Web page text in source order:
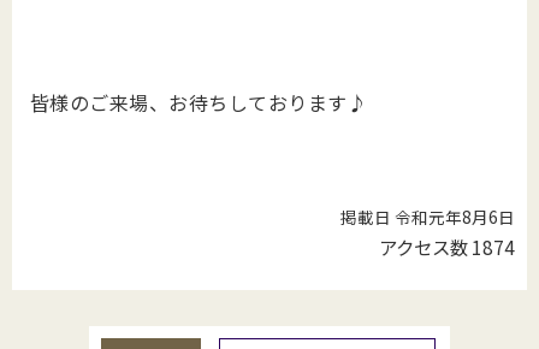
皆様のご来場、お待ちしております♪
掲載日 令和元年8月6日
アクセス数1874